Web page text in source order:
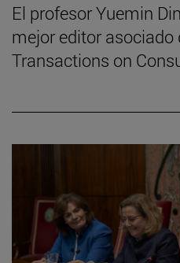
El profesor Yuemin
mejor editor asociado
Transactions on